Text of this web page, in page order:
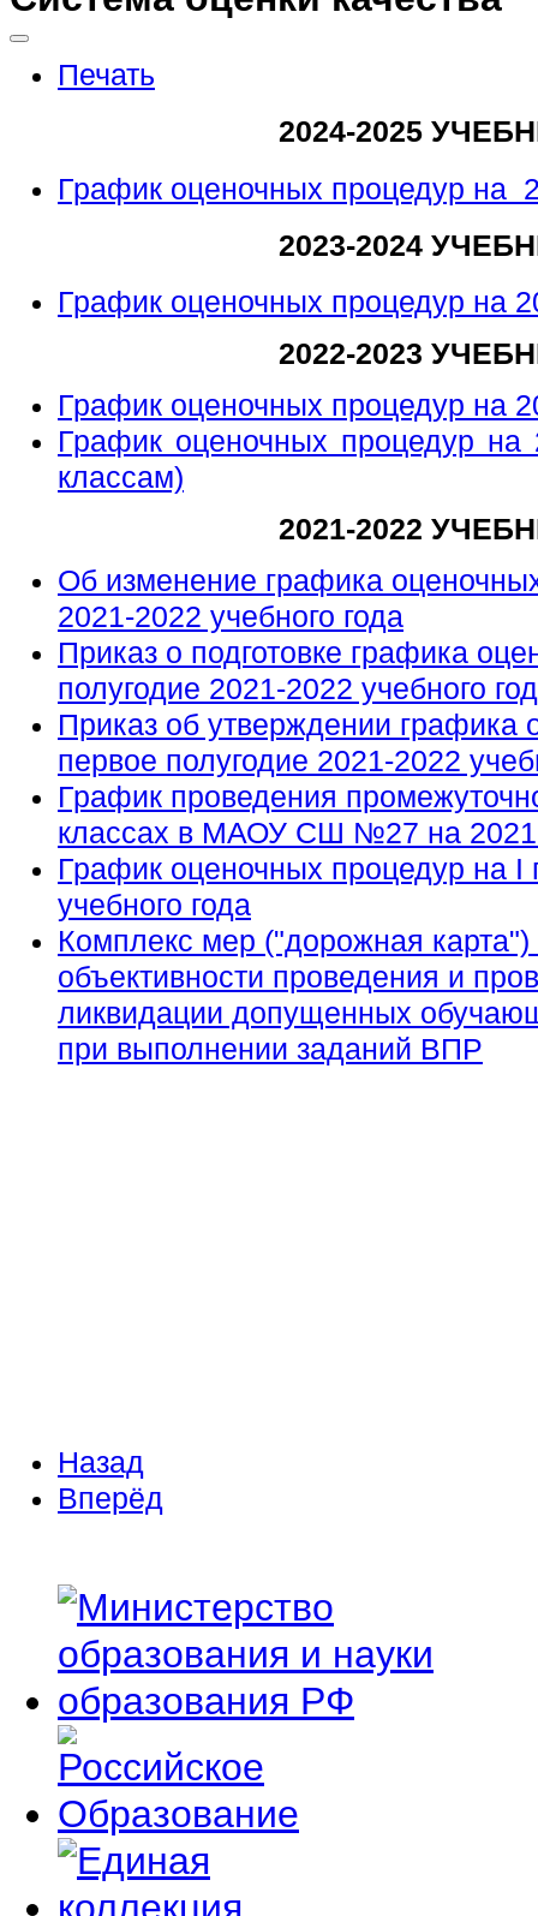
Печать
2024-2025
График оценочных процедур на
2023-2024
График оценочных процедур на
2022-2023
График оценочных процедур на
График оценочных процедур на
классам)
2021-2022
Об изменение графика
2021-2022 учебного года
Приказ о подготовке графика
полугодие 2021-2022 учебного
Приказ об утверждении графика
первое полугодие 2021-2022
График проведения
классах в МАОУ СШ №27 на
График оценочных процедур на I
учебного года
Комплекс мер ("дорожная
объективности проведения и
ликвидации допущенных
при выполнении заданий ВПР
Назад
Вперёд